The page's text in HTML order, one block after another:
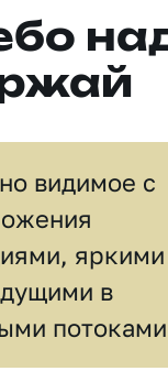
видимое c
яркими
в